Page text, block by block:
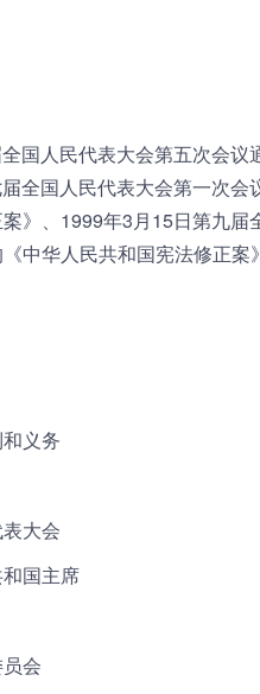
人民代表大会第五次会
国人民代表大会第一次会
》、1999年3月15日第九
中华人民共和国宪法修正
义务
大会
主席
会